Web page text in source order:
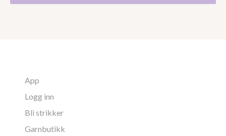
App
Logg inn
Bli strikker
Garnbutikk